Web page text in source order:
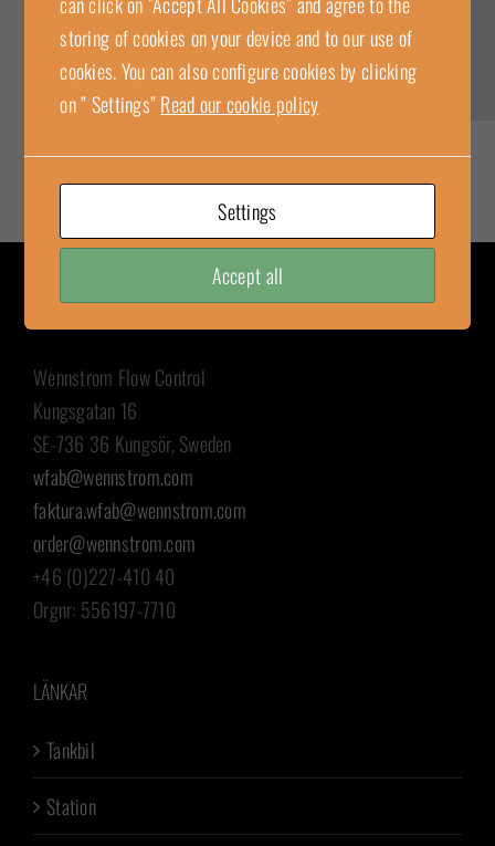
Wennstrom Flow Control
Kungsgatan 16
SE-736 36 Kungsör, Sweden
wfab@wennstrom.com
faktura.wfab@wennstrom.com
order@wennstrom.com
+46 (0)227-410 40
Orgnr: 556197-7710
LÄNKAR
Tankbil
Station
storing of cookies on your device and to our use of
cookies. You can also configure cookies by clicking
on ” Settings”Read our cookie policy
Settings
Accept all